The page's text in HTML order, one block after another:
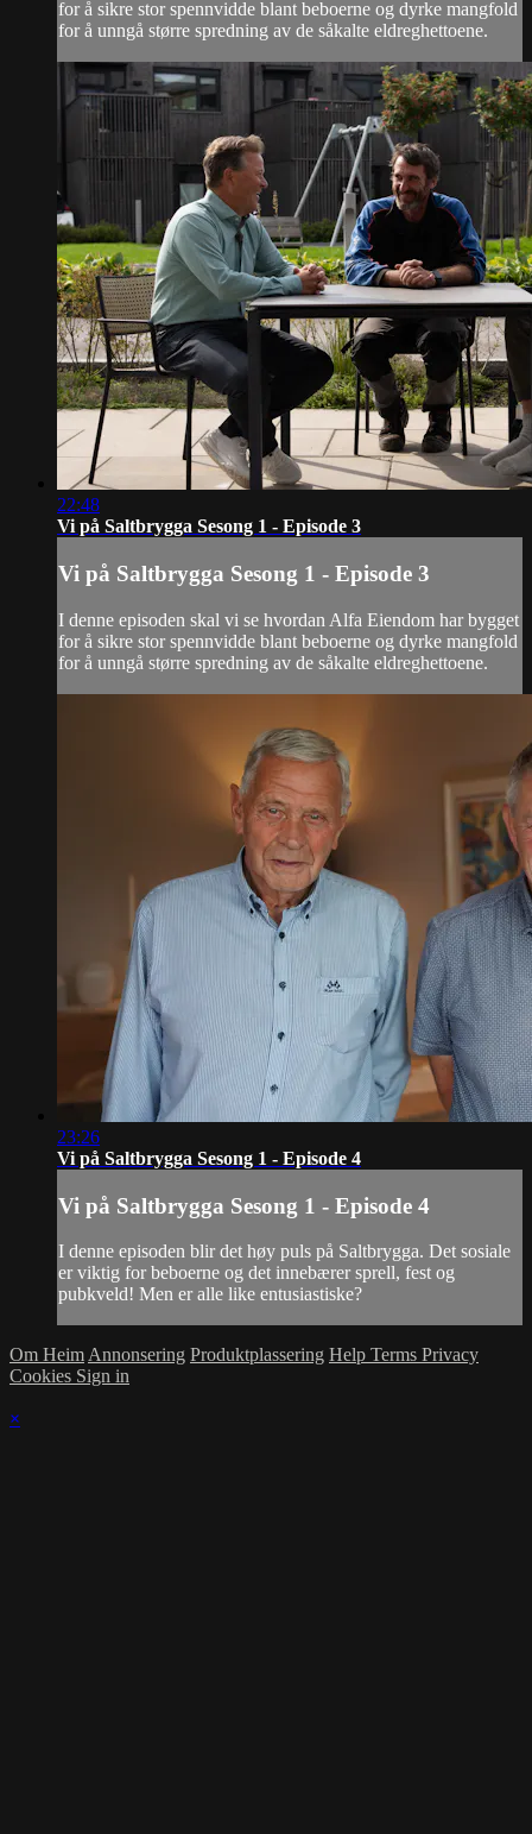
for å sikre stor spennvidde blant beboerne og dyrke mangfold
for å unngå større spredning av de såkalte eldreghettoene.
22:48
Vi på Saltbrygga Sesong 1 - Episode 3
Vi på Saltbrygga Sesong 1 - Episode 3
I denne episoden skal vi se hvordan Alfa Eiendom har bygget
for å sikre stor spennvidde blant beboerne og dyrke mangfold
for å unngå større spredning av de såkalte eldreghettoene.
23:26
Vi på Saltbrygga Sesong 1 - Episode 4
Vi på Saltbrygga Sesong 1 - Episode 4
I denne episoden blir det høy puls på Saltbrygga. Det sosiale
er viktig for beboerne og det innebærer sprell, fest og
pubkveld! Men er alle like entusiastiske?
Om Heim Annonsering Produktplassering Help Terms Privacy
Cookies Sign in
×